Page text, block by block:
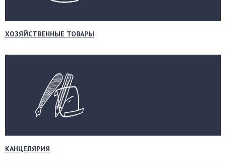
ХОЗЯЙСТВЕННЫЕ ТОВАРЫ
КАНЦЕЛЯРИЯ